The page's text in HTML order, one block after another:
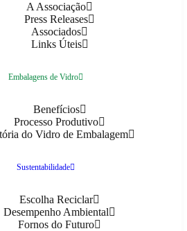
A Associação
Press Releases
Associados
Links Úteis
Embalagens de Vidro
Benefícios
Processo Produtivo
do Vidro de Embalagem
Sustentabilidade
Escolha Reciclar
Desempenho Ambiental
Fornos do Futuro